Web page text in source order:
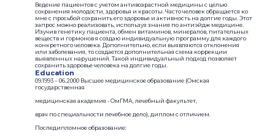
Ведение пациентов с учетом антивозрастной медицины с целью
сохранения молодости, здоровья и красоты. Часто человек обращается ко
мне с просьбой сохранить его здоровье и активность на долгие годы. Этот
запрос можно реализовать, используя знания по антиэйдж медицине.
Изучив генетику пациента, обмен витаминов, минералов, питательных
веществ и гормонов я создаю индивидуальную программу для каждого
конкретного человека. Дополнительно, если выявляются отклонения
или заболевания, то создается дополнительная схема коррекции
выявленных нарушений. Такой индивидуальный подход позволяет
сохранить здоровье человека на долгие годы.
Education
09.1993 – 06.2000 Высшее медицинское образование (Омская
государственная
медицинская академия - ОмГМА, лечебный факультет,
врач по специальности лечебное дело), диплом с отличием.
Последипломное образование: